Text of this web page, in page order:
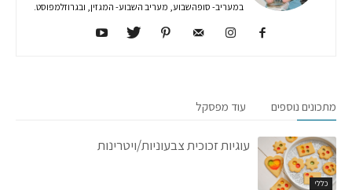
במעריב- סופהשבוע, מעריב השבוע- המגזין, ובגרוזלמפוסט.
מתכונים נוספים עוד מפסקל
כללי
עוגיות זכוכית צבעוניות/ויטרינות